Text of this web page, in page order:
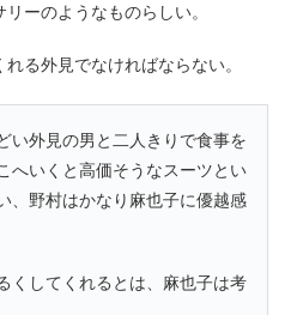
ーのようなものらしい。
る外見でなければならない。
い外見の男と二人きりで食事を
へいくと高価そうなスーツとい
、野村はかなり麻也子に優越感
くしてくれるとは、麻也子は考